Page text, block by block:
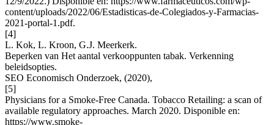
content/uploads/2022/06/Estadisticas-de-Colegiados-y-Farmacias-
2021-portal-1.pdf.
[4]
L. Kok, L. Kroon, G.J. Meerkerk.
Beperken van Het aantal verkooppunten tabak. Verkenning
beleidsopties.
SEO Economisch Onderzoek, (2020),
[5]
Physicians for a Smoke-Free Canada. Tobacco Retailing: a scan of
available regulatory approaches. March 2020. Disponible en:
https://www.smoke-